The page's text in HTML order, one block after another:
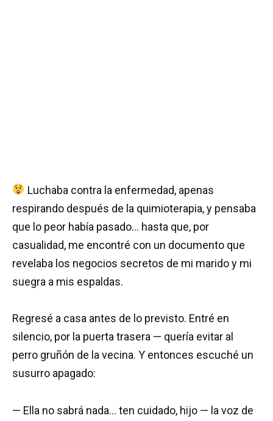
Luchaba contra la enfermedad, apenas
respirando después de la quimioterapia, y pensaba
que lo peor había pasado… hasta que, por
casualidad, me encontré con un documento que
revelaba los negocios secretos de mi marido y mi
suegra a mis espaldas.
Regresé a casa antes de lo previsto. Entré en
silencio, por la puerta trasera — quería evitar al
perro gruñón de la vecina. Y entonces escuché un
susurro apagado:
— Ella no sabrá nada… ten cuidado, hijo — la voz de